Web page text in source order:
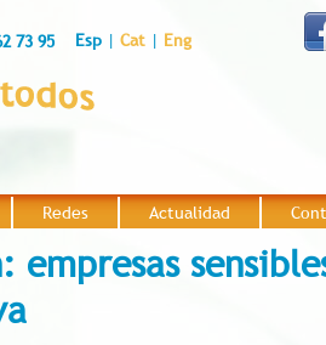
73 95 Esp | Cat | Eng
Redes Actualidad
empresas